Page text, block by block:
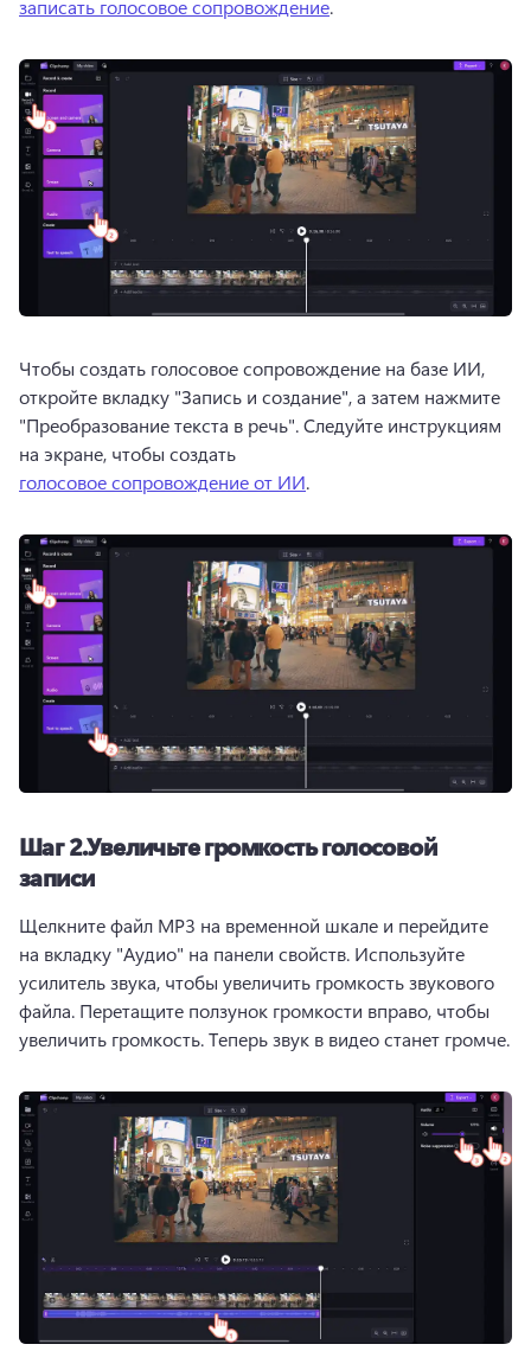
записать голосовое сопровождение.
Чтобы создать голосовое сопровождение на базе ИИ,
откройте вкладку "Запись и создание", а затем нажмите
"Преобразование текста в речь". Следуйте инструкциям
на экране, чтобы создать
голосовое сопровождение от ИИ.
Шаг 2.Увеличьте громкость голосовой
записи
Щелкните файл MP3 на временной шкале и перейдите
на вкладку "Аудио" на панели свойств. Используйте
усилитель звука, чтобы увеличить громкость звукового
файла. Перетащите ползунок громкости вправо, чтобы
увеличить громкость.